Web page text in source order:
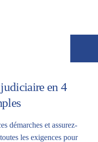
en 4
démarches et assurez-
les exigences pour